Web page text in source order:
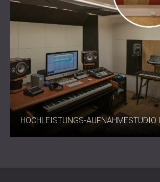
HOCHLEISTUNGS-AUFNAHMESTUDIO